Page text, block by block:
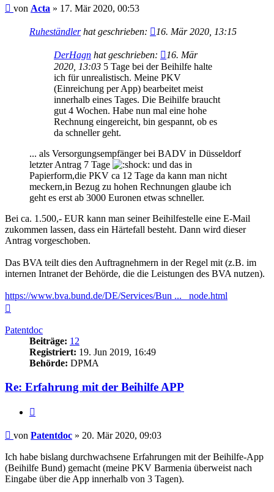
Beitrag
von Acta » 17. Mär 2020, 00:53
Ruheständlerhat geschrieben: 16. Mär 2020, 13:15
DerHagn hat geschrieben:
16. Mär
2020, 13:03 5 Tage bei der Beihilfe halte
ich für unrealistisch. Meine PKV
(Einreichung per App) bearbeitet meist
innerhalb eines Tages. Die Beihilfe braucht
gut 4 Wochen. Habe nun mal eine hohe
Rechnung eingereicht, bin gespannt, ob es
da schneller geht.
... als Versorgungsempfänger bei BADV in Düsseldorf
letzter Antrag 7 Tage
und das in
Papierform,die PKV ca 12 Tage da kann man nicht
meckern,in Bezug zu hohen Rechnungen glaube ich
geht es erst ab 3000 Euronen etwas schneller.
Bei ca. 1.500,- EUR kann man seiner Beihilfestelle eine E-Mail
zukommen lassen, dass ein Härtefall besteht. Dann wird dieser
Antrag vorgeschoben.
Das BVA teilt dies den Auftragnehmern in der Regel mit (z.B. im
internen Intranet der Behörde, die die Leistungen des BVA nutzen).
https://www.bva.bund.de/DE/Services/Bun ... _node.html
Patentdoc
Beiträge: 12
Registriert: 19. Jun 2019, 16:49
Behörde: DPMA
Re: Erfahrung mit der Beihilfe APP
Beitrag
von Patentdoc » 20. Mär 2020, 09:03
Ich habe bislang durchwachsene Erfahrungen mit der Beihilfe-App
(Beihilfe Bund) gemacht (meine PKV Barmenia überweist nach
Eingabe über die App innerhalb von 3 Tagen).